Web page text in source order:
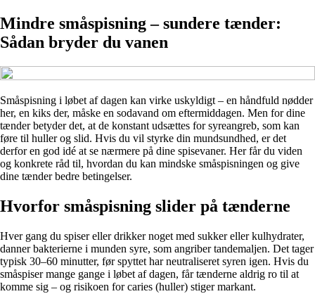
Mindre småspisning – sundere tænder:
Sådan bryder du vanen
Småspisning i løbet af dagen kan virke uskyldigt – en håndfuld nødder
her, en kiks der, måske en sodavand om eftermiddagen. Men for dine
tænder betyder det, at de konstant udsættes for syreangreb, som kan
føre til huller og slid. Hvis du vil styrke din mundsundhed, er det
derfor en god idé at se nærmere på dine spisevaner. Her får du viden
og konkrete råd til, hvordan du kan mindske småspisningen og give
dine tænder bedre betingelser.
Hvorfor småspisning slider på tænderne
Hver gang du spiser eller drikker noget med sukker eller kulhydrater,
danner bakterierne i munden syre, som angriber tandemaljen. Det tager
typisk 30–60 minutter, før spyttet har neutraliseret syren igen. Hvis du
småspiser mange gange i løbet af dagen, får tænderne aldrig ro til at
komme sig – og risikoen for caries (huller) stiger markant.